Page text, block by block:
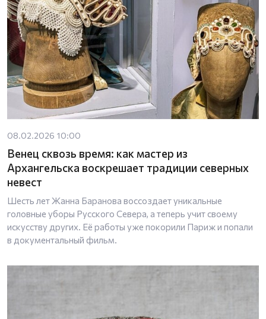
08.02.2026 10:00
Венец сквозь время: как мастер из
Архангельска воскрешает традиции северных
невест
Шесть лет Жанна Баранова воссоздает уникальные
головные уборы Русского Севера, а теперь учит своему
искусству других. Её работы уже покорили Париж и попали
в документальный фильм.